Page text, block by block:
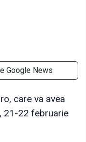
Google News
care va avea
21-22 februarie